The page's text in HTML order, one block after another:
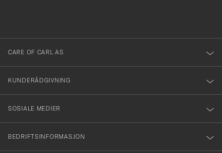
dig
till
vårt
nyhetsbrev!
CARE OF CARL AS
KUNDERÅDGIVNING
SOSIALE MEDIER
BEDRIFTSINFORMASJON